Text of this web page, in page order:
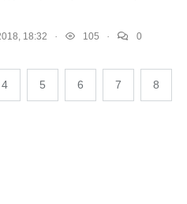
18:32 . 105 . 0
4 5 6 7 8